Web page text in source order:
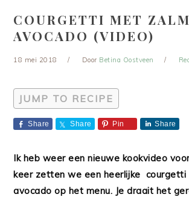
COURGETTI MET
AVOCADO (VIDEO)
18 mei 2018 Door Betina Oostveen
JUMP TO RECIPE
Share Share Pin Share
Ik heb weer een nieuwe kookvideo
keer zetten we een heerlijke courgetti
avocado op het menu. Je draait het